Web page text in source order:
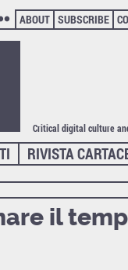
ABOUT SUBSCRIBE
Critical digital culture
RIVISTA
il